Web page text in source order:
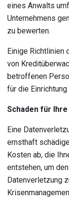
eines Anwalts
Unternehmens
zu bewerten.
Einige Richtlinien
von
betroffenen
für die
Schaden für
Eine
ernsthaft
Kosten ab, die
entstehen, um
Datenverletzung